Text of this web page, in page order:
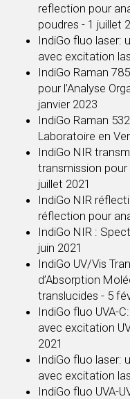
reflection pour
poudres - 1 juillet
IndiGo fluo laser:
avec excitation
IndiGo Raman
pour l’Analyse
janvier 2023
IndiGo Raman
Laboratoire en
IndiGo NIR
transmission pour
juillet 2021
IndiGo NIR
réflection pour
IndiGo NIR :
juin 2021
IndiGo UV/Vis
d’Absorption
translucides - 5
IndiGo fluo UVA-
avec excitation
2021
IndiGo fluo laser:
avec excitation
IndiGo fluo UVA-